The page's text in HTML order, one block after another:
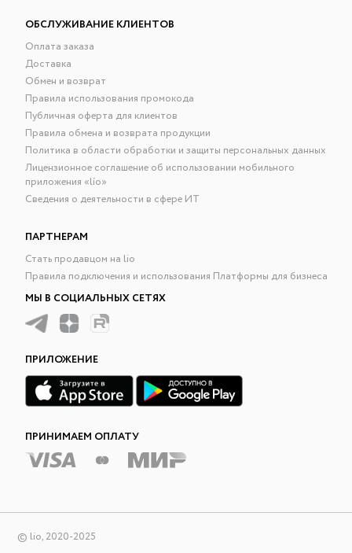
ОБСЛУЖИВАНИЕ КЛИЕНТОВ
Оплата заказа
Доставка
Обмен и возврат
Правила использования промокода
Публичная оферта для клиентов
Правила обмена и возврата продукции
Политика в области обработки и защиты персональных данных
Лицензионное соглашение об использовании мобильного
приложения «lío»
Сведения о деятельности в сфере ИТ
ПАРТНЕРАМ
Стать продавцом на lio
Правила подключения и использования Платформы для бизнеса
МЫ В СОЦИАЛЬНЫХ СЕТЯХ
ПРИЛОЖЕНИЕ
ПРИНИМАЕМ ОПЛАТУ
© lio, 2020-2025